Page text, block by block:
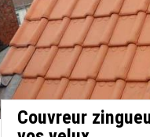
Couvreur